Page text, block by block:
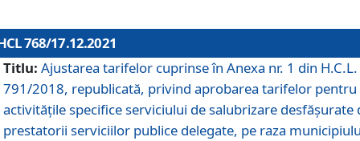
768/17.12.2021
Titlu: Ajustarea tarifelor cuprinse în Anexa nr. 1 din H.C.L.
791/2018, republicată, privind aprobarea tarifelor pentru
activităţile specifice serviciului de salubrizare desfăşurate
prestatorii serviciilor publice delegate, pe raza